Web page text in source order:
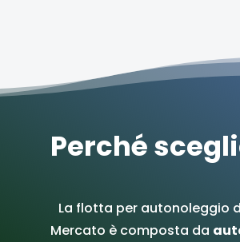
Perché
La flotta per autonoleggio
Mercato è composta da